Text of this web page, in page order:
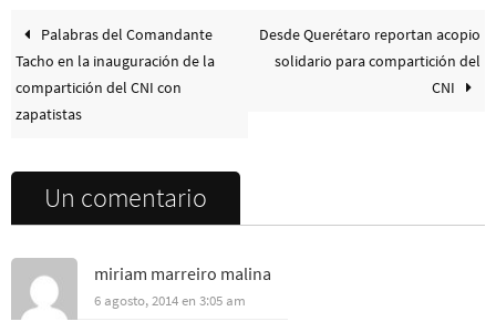
Palabras del Comandante
Tacho en la inauguración de la
compartición del CNI con
zapatistas
Desde Querétaro reportan acopio
solidario para compartición del
CNI
Un comentario
miriam marreiro malina
6 agosto, 2014 en 3:05 am